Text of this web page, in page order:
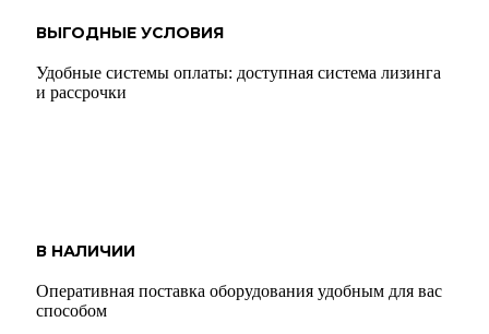
В НАЛИЧИИ
Оперативная поставка оборудования удобным для вас
способом
ВЫГОДНЫЕ УСЛОВИЯ
Удобные системы оплаты: доступная система лизинга
и рассрочки